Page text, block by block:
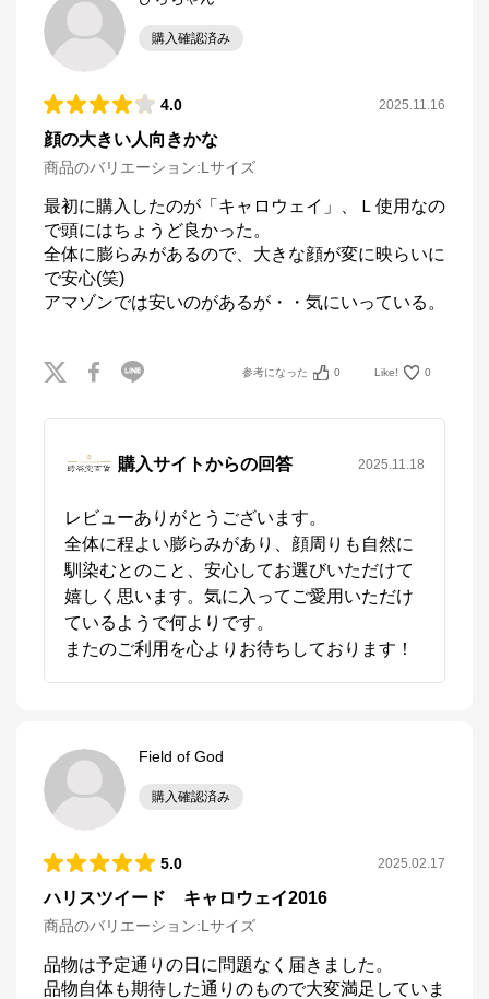
購入確認済み
4.0 2025.11.16
顔の大きい人向きかな
商品のバリエーション:Lサイズ
最初に購入したのが「キャロウェイ」、Ｌ使用なの
で頭にはちょうど良かった。
全体に膨らみがあるので、大きな顔が変に映らいに
で安心(笑)
アマゾンでは安いのがあるが・・気にいっている。
参考になった 0 Like! 0
購入サイトからの回答 2025.11.18
レビューありがとうございます。
全体に程よい膨らみがあり、顔周りも自然に
馴染むとのこと、安心してお選びいただけて
嬉しく思います。気に入ってご愛用いただけ
ているようで何よりです。
またのご利用を心よりお待ちしております！
Field of God
購入確認済み
5.0 2025.02.17
ハリスツイード キャロウェイ2016
商品のバリエーション:Lサイズ
品物は予定通りの日に問題なく届きました。
品物自体も期待した通りのもので大変満足していま